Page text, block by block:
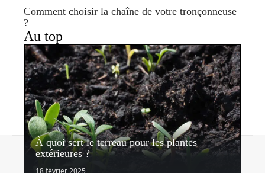
Comment choisir la chaîne de votre tronçonneuse
?
Au top
À quoi sert le terreau pour les plantes
extérieures ?
© 2026 | lemondedujardin.com
Contact Mentions légales Sitemap